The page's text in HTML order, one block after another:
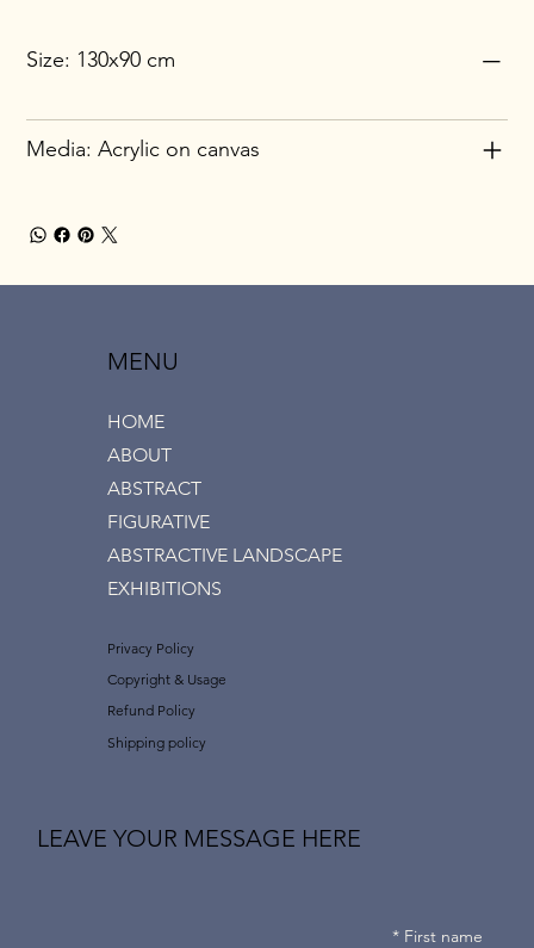
Size: 130x90 cm
Media: Acrylic on canvas
MENU
HOME
ABOUT
ABSTRACT
FIGURATIVE
ABSTRACTIVE LANDSCAPE
EXHIBITIONS
Privacy Policy
Copyright & Usage
Refund Policy
Shipping policy
LEAVE YOUR MESSAGE HERE
First name
*